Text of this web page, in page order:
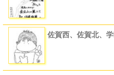
佐賀西、佐賀北、